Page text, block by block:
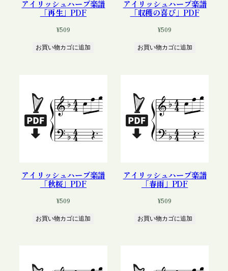
アイリッシュハープ楽譜
「再生」PDF
¥509
お買い物カゴに追加
アイリッシュハープ楽譜
「収穫の喜び」PDF
¥509
お買い物カゴに追加
アイリッシュハープ楽譜
「秋桜」PDF
¥509
お買い物カゴに追加
アイリッシュハープ楽譜
「春雨」PDF
¥509
お買い物カゴに追加